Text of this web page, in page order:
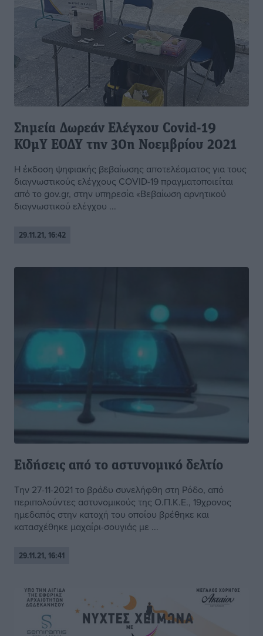
Σημεία Δωρεάν Ελέγxου Covid-19
ΚΟμΥ ΕΟΔΥ την 30η Νοεμβρίου 2021
Η έκδοση ψηφιακής βεβαίωσης αποτελέσματος για τους
διαγνωστικούς ελέγχους COVID-19 πραγματοποιείται
από το gov.gr, στην υπηρεσία «Βεβαίωση αρνητικού
διαγνωστικού ελέγχου ...
29.11.21, 16:42
Ειδήσεις από το αστυνομικό δελτίο
Την 27-11-2021 το βράδυ συνελήφθη στη Ρόδο, από
περιπολούντες αστυνομικούς της Ο.Π.Κ.Ε., 19χρονος
ημεδαπός στην κατοχή του οποίου βρέθηκε και
κατασχέθηκε μαχαίρι-σουγιάς με ...
29.11.21, 16:41